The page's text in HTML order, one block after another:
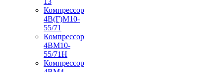
Компрессор
4В(Г)М10-
55/71
Компрессор
4ВМ10-
55/71Н
Компрессор